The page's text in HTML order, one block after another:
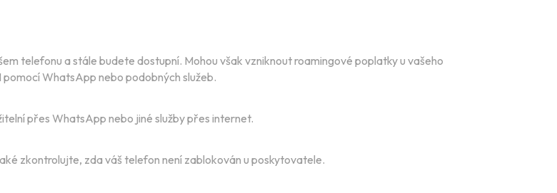
telefonu a stále budete dostupní. Mohou však vzniknout roamingové poplatky u vašeho
WhatsApp nebo podobných služeb.
přes WhatsApp nebo jiné služby přes internet.
zkontrolujte, zda váš telefon není zablokován u poskytovatele.